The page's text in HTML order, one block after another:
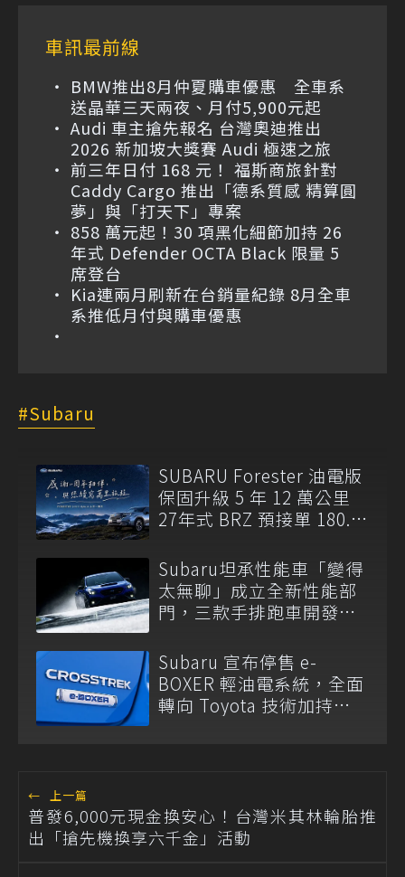
車訊最前線
BMW推出8月仲夏購車優惠 全車系
送晶華三天兩夜、月付5,900元起
Audi 車主搶先報名 台灣奧迪推出
2026 新加坡大獎賽 Audi 極速之旅
前三年日付 168 元！ 福斯商旅針對
Caddy Cargo 推出「德系質感 精算圓
夢」與「打天下」專案
858 萬元起！30 項黑化細節加持 26
年式 Defender OCTA Black 限量 5
席登台
Kia連兩月刷新在台銷量紀錄 8月全車
系推低月付與購車優惠
Subaru
SUBARU Forester 油電版
保固升級 5 年 12 萬公里
27年式 BRZ 預接單 180.8
Subaru坦承性能車「變得
太無聊」成立全新性能部
門，三款手排跑車開發
Subaru 宣布停售 e-
BOXER 輕油電系統，全面
轉向 Toyota 技術加持
← 上一篇
普發6,000元現金換安心！台灣米其林輪胎推
出「搶先機換享六千金」活動